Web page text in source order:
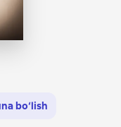
bo‘lish